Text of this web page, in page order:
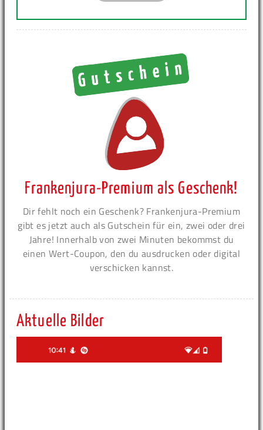
Frankenjura-Premium als Geschenk!
Dir fehlt noch ein Geschenk? Frankenjura-Premium
gibt es jetzt auch als Gutschein für ein, zwei oder drei
Jahre! Innerhalb von zwei Minuten bekommst du
einen Wert-Coupon, den du ausdrucken oder digital
verschicken kannst.
Aktuelle Bilder